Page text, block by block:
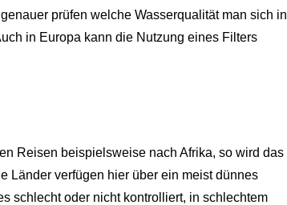
prüfen welche Wasserqualität man sich in
in Europa kann die Nutzung eines Filters
Reisen beispielsweise nach Afrika, so wird das
Länder verfügen hier über ein meist dünnes
schlecht oder nicht kontrolliert, in schlechtem